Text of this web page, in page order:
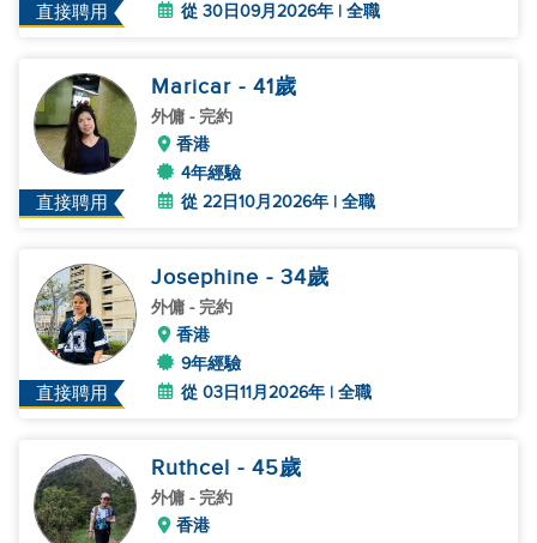
直接聘用
從 30日09月2026年 | 全職
直接聘用
Maricar - 41歲
外傭 - 完約
香港
4年經驗
從 22日10月2026年 | 全職
直接聘用
Josephine - 34歲
外傭 - 完約
香港
9年經驗
從 03日11月2026年 | 全職
Ruthcel - 45歲
外傭 - 完約
香港